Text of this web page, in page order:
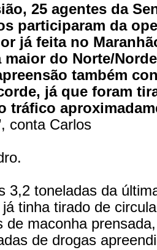
25 agentes da
participaram da
já feita no
maior do Norte/
também
já que foram
tráfico
conta Carlos
3,2 toneladas da
tinha tirado de
de maconha
de drogas